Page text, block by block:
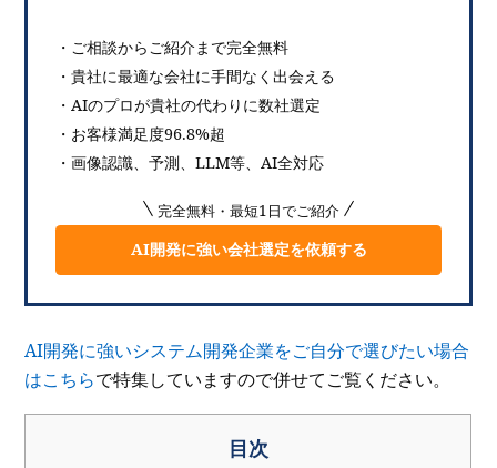
・ご相談からご紹介まで完全無料
・貴社に最適な会社に手間なく出会える
・AIのプロが貴社の代わりに数社選定
・お客様満足度96.8%超
・画像認識、予測、LLM等、AI全対応
完全無料・最短1日でご紹介
AI開発に強い会社選定を依頼する
AI開発に強いシステム開発企業をご自分で選びたい場合
はこちらで特集していますので併せてご覧ください。
目次